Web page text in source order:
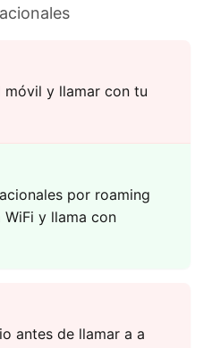
móvil y llamar con tu
por roaming
WiFi y llama con
antes de llamar a a